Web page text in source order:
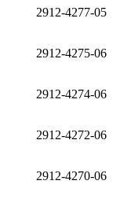
2912-4277-05
2912-4275-06
2912-4274-06
2912-4272-06
2912-4270-06